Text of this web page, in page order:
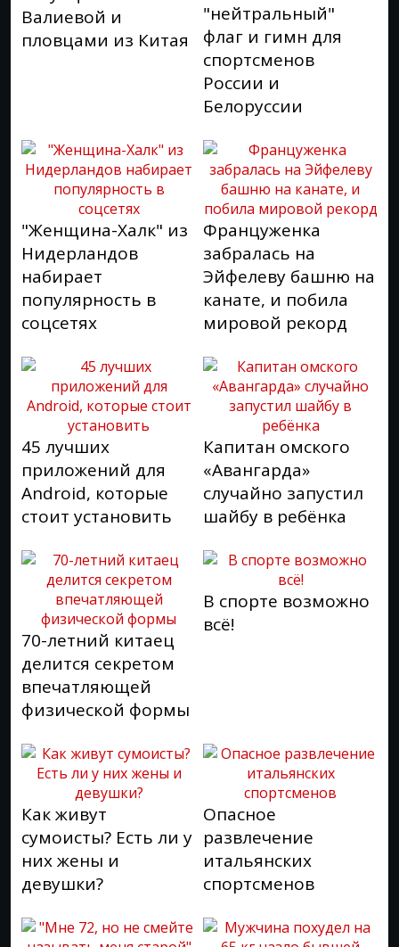
Валиевой и
пловцами из Китая
"нейтральный"
флаг и гимн для
спортсменов
России и
Белоруссии
"Женщина-Халк" из
Нидерландов
набирает
популярность в
соцсетях
Француженка
забралась на
Эйфелеву башню на
канате, и побила
мировой рекорд
45 лучших
приложений для
Android, которые
стоит установить
Капитан омского
«Авангарда»
случайно запустил
шайбу в ребёнка
70-летний китаец
делится секретом
впечатляющей
физической формы
В спорте возможно
всё!
Как живут
сумоисты? Есть ли у
них жены и
девушки?
Опасное
развлечение
итальянских
спортсменов